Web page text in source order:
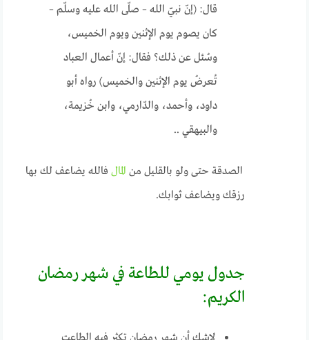
قال: (إنّ نبيّ الله – صلّى الله عليه وسلّم –
كان يصوم يوم الإثنين ويوم الخميس،
وسُئل عن ذلك؟ فقال: إنّ أعمال العباد
تُعرضُ يوم الإثنين والخميس) رواه أبو
داود، وأحمد، والدّارمي، وابن خُزيمة،
والبيهقي ..
الصدقة حتى ولو بالقليل من المال فالله يضاعف لك بها
رزقك ويضاعف ثوابك.
جدول يومي للطاعة في شهر رمضان
الكريم: